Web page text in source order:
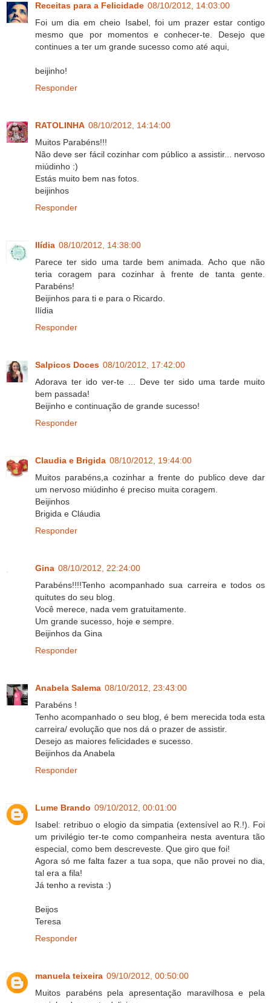
Receitas para a Felicidade 08/10/2012, 14:03:00
Foi um dia em cheio Isabel, foi um prazer estar contigo
mesmo que por momentos e conhecer-te. Desejo que
continues a ter um grande sucesso como até aqui,
beijinho!
Responder
RATOLINHA 08/10/2012, 14:14:00
Muitos Parabéns!!!
Não deve ser fácil cozinhar com público a assistir... nervoso
miúdinho :)
Estás muito bem nas fotos.
beijinhos
Responder
Ilídia 08/10/2012, 14:38:00
Parece ter sido uma tarde bem animada. Acho que não
teria coragem para cozinhar à frente de tanta gente.
Parabéns!
Beijinhos para ti e para o Ricardo.
Ilídia
Responder
Salpicos Doces 08/10/2012, 17:42:00
Adorava ter ido ver-te ... Deve ter sido uma tarde muito
bem passada!
Beijinho e continuação de grande sucesso!
Responder
Claudia e Brigida 08/10/2012, 19:44:00
Muitos parabéns,a cozinhar a frente do publico deve dar
um nervoso miúdinho é preciso muita coragem.
Beijinhos
Brigida e Cláudia
Responder
Gina 08/10/2012, 22:24:00
Parabéns!!!!Tenho acompanhado sua carreira e todos os
quitutes do seu blog.
Você merece, nada vem gratuitamente.
Um grande sucesso, hoje e sempre.
Beijinhos da Gina
Responder
Anabela Salema 08/10/2012, 23:43:00
Parabéns !
Tenho acompanhado o seu blog, é bem merecida toda esta
carreira/ evolução que nos dá o prazer de assistir.
Desejo as maiores felicidades e sucesso.
Beijinhos da Anabela
Responder
Lume Brando 09/10/2012, 00:01:00
Isabel: retribuo o elogio da simpatia (extensível ao R.!). Foi
um privilégio ter-te como companheira nesta aventura tão
especial, como bem descreveste. Que giro que foi!
Agora só me falta fazer a tua sopa, que não provei no dia,
tal era a fila!
Já tenho a revista :)
Beijos
Teresa
Responder
manuela teixeira 09/10/2012, 00:50:00
Muitos parabéns pela apresentação maravilhosa e pela